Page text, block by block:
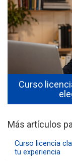
Curso
Más artículos
Curso licencia
tu experiencia